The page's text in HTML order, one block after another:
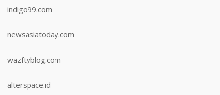
indigo99.com
newsasiatoday.com
wazftyblog.com
alterspace.id